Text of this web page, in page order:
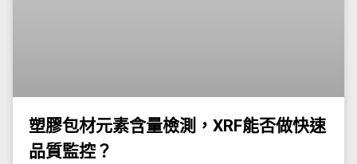
塑膠包材元素含量檢測，XRF能否做快速
品質監控？